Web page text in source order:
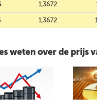
1,3672
1,3672
weten over de prijs